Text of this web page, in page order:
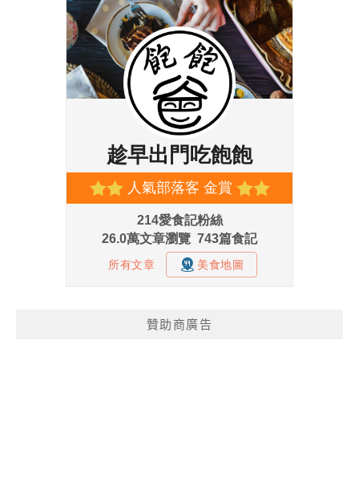
贊助商廣告